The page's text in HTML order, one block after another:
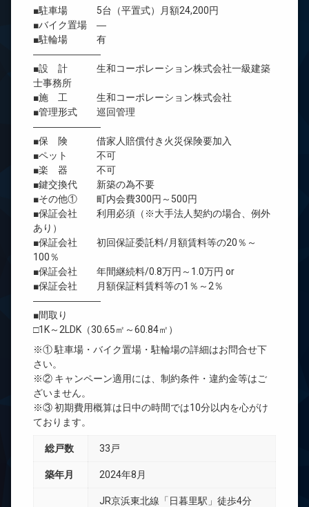
■駐車場 5台（平置式）月額24,200円
■バイク置場 ―
■駐輪場 有
―――――――
■設 計 生和コーポレーション株式会社一級建築
士事務所
■施 工 生和コーポレーション株式会社
■管理形式 巡回管理
―――――――
■保 険 借家人賠償付き火災保険要加入
■ペット 不可
■楽 器 不可
■鍵交換代 新築の為不要
■その他① 町内会費300円～500円
■保証会社 利用必須（※大手法人契約の場合、例外
あり）
■保証会社 初回保証委託料/月額賃料等の20％～
100％
■保証会社 年間継続料/0.8万円～1.0万円 or
■保証会社 月額保証料賃料等の1％～2％
―――――――
■間取り
□1K～2LDK（30.65㎡～60.84㎡）
※① 駐車場・バイク置場・駐輪場の詳細はお問合せ下
さい。
※② キャンペーン適用には、制約条件・違約金等はご
ざいません。
※③ 初期費用概算は日中の時間では10分以内を心がけ
ております。
総戸数 33戸
築年月 2024年8月
JR京浜東北線「日暮里駅」徒歩4分